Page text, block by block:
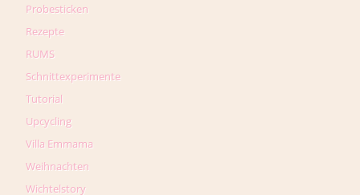
Probesticken
Rezepte
RUMS
Schnittexperimente
Tutorial
Upcycling
Villa Emmama
Weihnachten
Wichtelstory